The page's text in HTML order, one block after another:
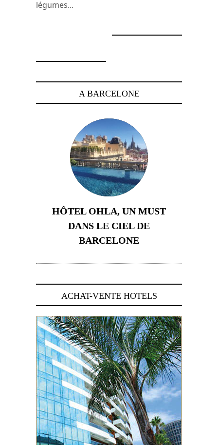
légumes...
A BARCELONE
HÔTEL OHLA, UN MUST
DANS LE CIEL DE
BARCELONE
ACHAT-VENTE HOTELS